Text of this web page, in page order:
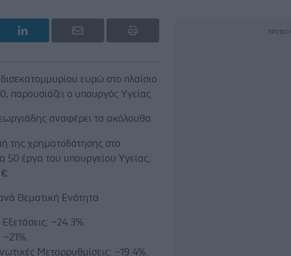
ευρώ στο πλαίσιο
παρουσιάζει ο υπουργός Υγείας.
αναφέρει τα ακόλουθα:
της χρηματοδότησης στο
50 έργα του υπουργείου Υγείας,
Θεματική Ενότητα
~24.3%.
Μεταρρυθμίσεις: ~19.4%.